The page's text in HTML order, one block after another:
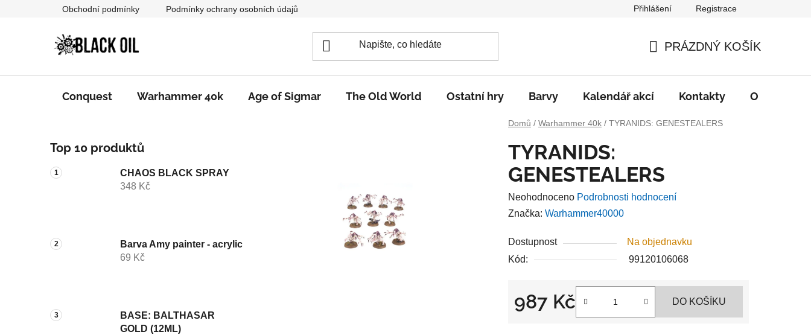
Obchodní podmínky Podmínky ochrany osobních údajů Přihlášení Registrace
KOŠÍK
PRÁZDNÝ KOŠÍK
Conquest Warhammer 40k Age of Sigmar The Old World Ostatní hry Barvy Kalendář akcí Kontakty O nás
Domů / Warhammer 40k / TYRANIDS: GENESTEALERS
o
s
t
n
n
e
Top 10 produktů
CHAOS BLACK SPRAY
348 Kč
Barva Amy painter - acrylic
69 Kč
BASE: BALTHASAR
GOLD (12ML)
TYRANIDS:
GENESTEALERS
Průměrné
hodnocení
je
0,0
hvězdiček.
Neohodnoceno Podrobnosti hodnocení
Značka: Warhammer40000
Dostupnost
Na objednavku
Kód:
99120106068
987 Kč DO KOŠÍKU